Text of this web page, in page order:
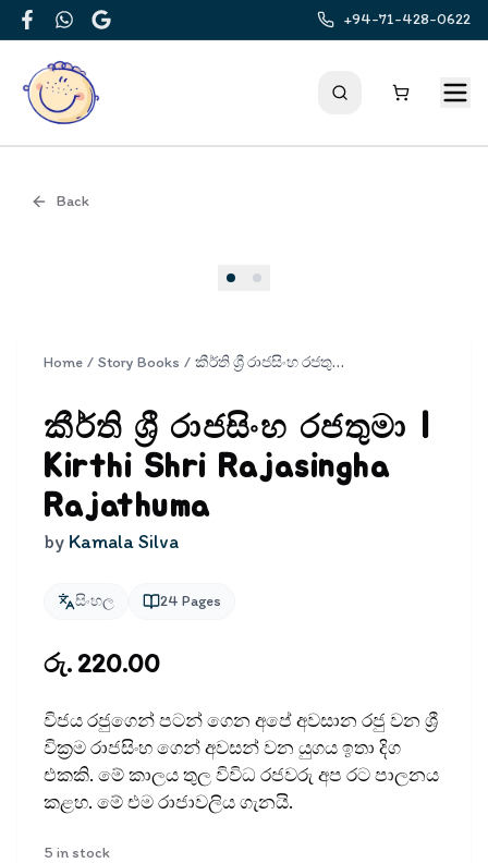
FacebookWhatsApp
Google
+94-71-428-0622
Back
Home / Story Books / කීර්ති ශ්‍රී රාජසිංහ රජතුමා | Kirthi Shri Rajasingha Rajathuma
කීර්ති ශ්‍රී රාජසිංහ රජතුමා |
Kirthi Shri Rajasingha
Rajathuma
by Kamala Silva
සිංහල 24 Pages
රු. 220.00
විජය රජුගෙන් පටන් ගෙන අපේ අවසාන රජු වන ශ්‍රී
වික්‍රම රාජසිංහ ගෙන් අවසන් වන යුගය ඉතා දිග
එකකි. මේ කාලය තුල විවිධ රජවරු අප රට පාලනය
කළහ. මේ එම රාජාවලිය ගැනයි.
5 in stock